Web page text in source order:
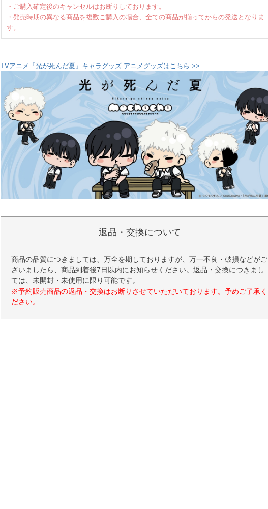
・ご購入確定後のキャンセルはお断りしております。
・発売時期の異なる商品を複数ご購入の場合、全ての商品が揃ってからの発送となりま
す。
TVアニメ『光が死んだ夏』キャラグッズ アニメグッズはこちら >>
返品・交換について
商品の品質につきましては、万全を期しておりますが、万一不良・破損などがご
ざいましたら、商品到着後7日以内にお知らせください。返品・交換につきまし
ては、未開封・未使用に限り可能です。
※予約販売商品の返品・交換はお断りさせていただいております。予めご了承く
ださい。